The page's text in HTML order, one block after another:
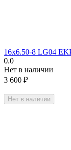
16х6.50-8 LG04
0.0
Нет в наличии
3 600 ₽
Нет в наличии